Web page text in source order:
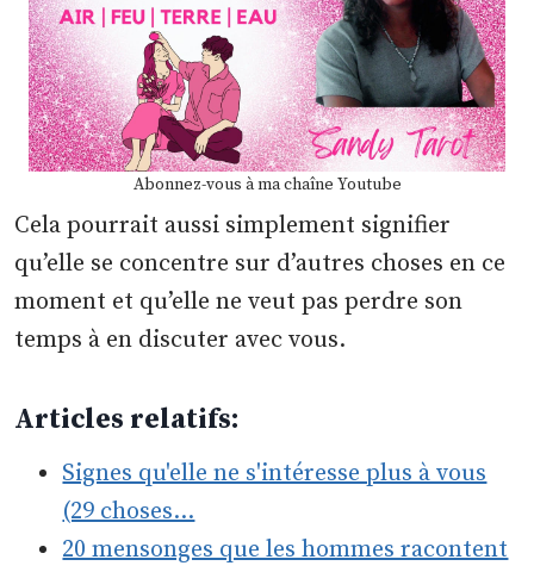
Abonnez-vous à ma chaîne Youtube
Cela pourrait aussi simplement signifier
qu’elle se concentre sur d’autres choses en ce
moment et qu’elle ne veut pas perdre son
temps à en discuter avec vous.
Articles relatifs:
Signes qu'elle ne s'intéresse plus à vous
(29 choses…
20 mensonges que les hommes racontent